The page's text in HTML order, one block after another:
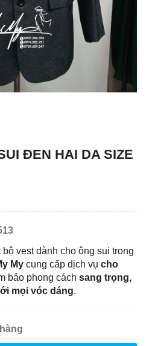
ĐEN HAI DA SIZE
vest dành cho ông sui trong
My cung cấp dịch vụ cho
bảo phong cách sang trọng,
mọi vóc dáng.